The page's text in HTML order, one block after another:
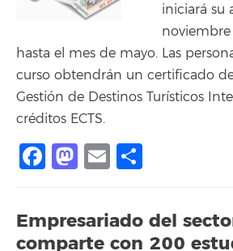
iniciará su
noviembre
hasta el mes de mayo. Las
curso obtendrán un certificado de
Gestión de Destinos Turísticos
créditos ECTS.
Facebook
Mastodon
Email
Empresariado del
comparte con 200